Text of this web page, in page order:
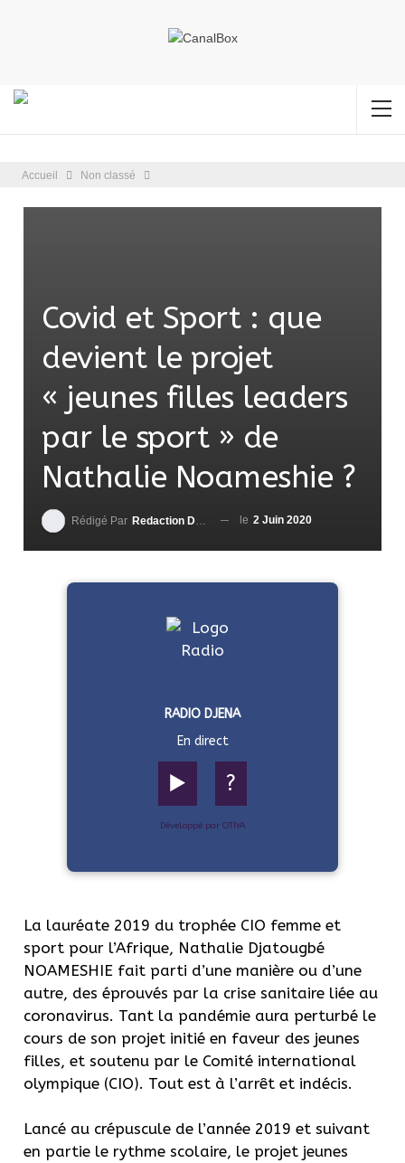
Accueil Non classé
Covid et Sport : que
devient le projet
« jeunes filles leaders
par le sport » de
Nathalie Noameshie ?
Rédigé Par Redaction DjenaSport le 2 Juin 2020
RADIO DJENA
En direct
▶️ ?
Développé par OTIYA
La lauréate 2019 du trophée CIO femme et
sport pour l’Afrique, Nathalie Djatougbé
NOAMESHIE fait parti d’une manière ou d’une
autre, des éprouvés par la crise sanitaire liée au
coronavirus. Tant la pandémie aura perturbé le
cours de son projet initié en faveur des jeunes
filles, et soutenu par le Comité international
olympique (CIO). Tout est à l’arrêt et indécis.
Lancé au crépuscule de l’année 2019 et suivant
en partie le rythme scolaire, le projet jeunes